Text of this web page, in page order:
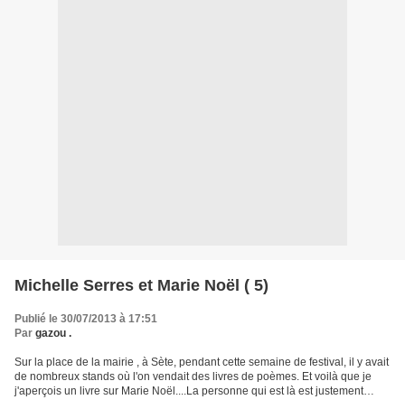
Michelle Serres et Marie Noël ( 5)
Publié le 30/07/2013 à 17:51
Par gazou .
Sur la place de la mairie , à Sète, pendant cette semaine de festival, il y avait
de nombreux stands où l'on vendait des livres de poèmes. Et voilà que je
j'aperçois un livre sur Marie Noël....La personne qui est là est justement